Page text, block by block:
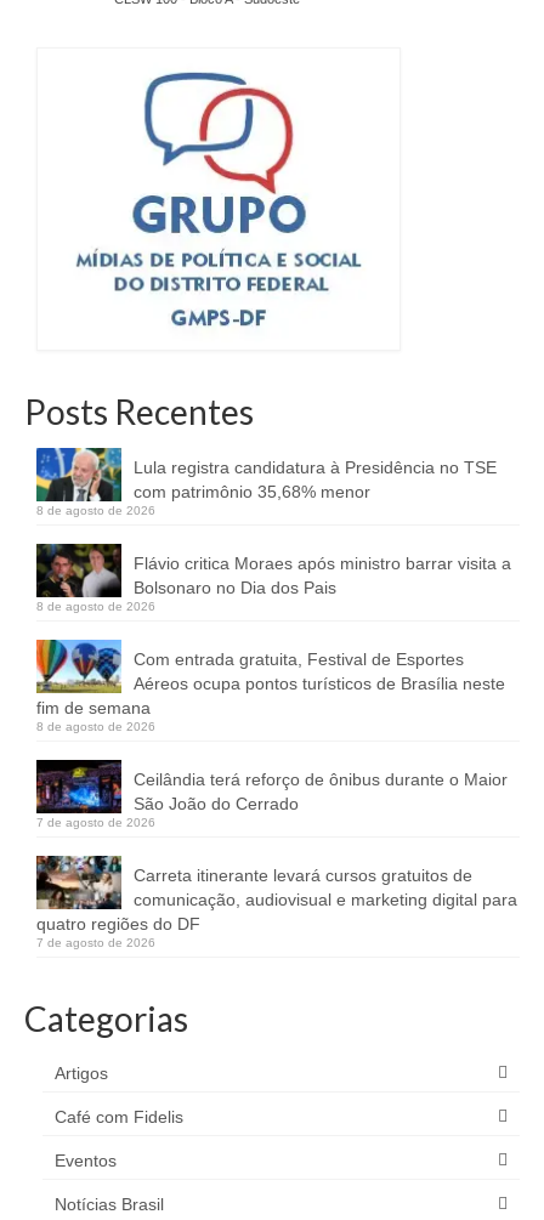
Posts Recentes
Lula registra candidatura à Presidência no TSE
com patrimônio 35,68% menor
8 de agosto de 2026
Flávio critica Moraes após ministro barrar visita a
Bolsonaro no Dia dos Pais
8 de agosto de 2026
Com entrada gratuita, Festival de Esportes
Aéreos ocupa pontos turísticos de Brasília neste
fim de semana
8 de agosto de 2026
Ceilândia terá reforço de ônibus durante o Maior
São João do Cerrado
7 de agosto de 2026
Carreta itinerante levará cursos gratuitos de
comunicação, audiovisual e marketing digital para
quatro regiões do DF
7 de agosto de 2026
Categorias
Artigos
Café com Fidelis
Eventos
Notícias Brasil